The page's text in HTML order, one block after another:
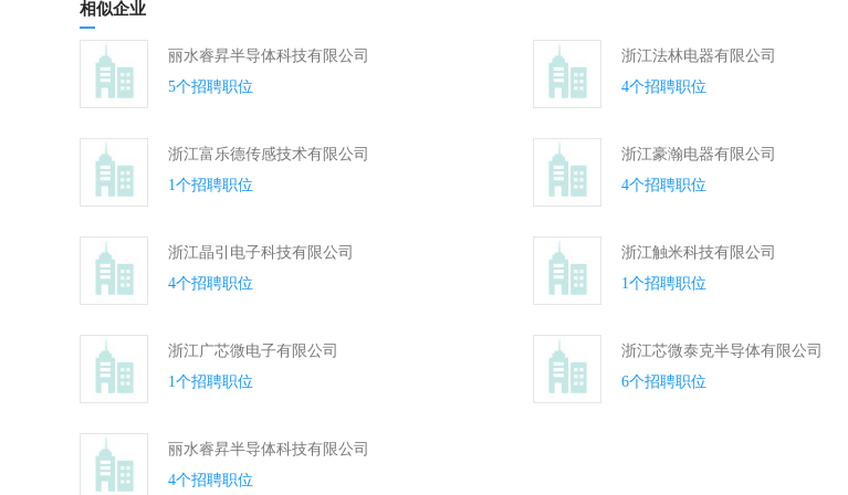
相似企业
丽水睿昇半导体科技有限公司
5个招聘职位
浙江法林电器有限公司
4个招聘职位
浙江富乐德传感技术有限公司
1个招聘职位
浙江豪瀚电器有限公司
4个招聘职位
浙江晶引电子科技有限公司
4个招聘职位
浙江触米科技有限公司
1个招聘职位
浙江广芯微电子有限公司
1个招聘职位
浙江芯微泰克半导体有限公司
6个招聘职位
丽水睿昇半导体科技有限公司
4个招聘职位